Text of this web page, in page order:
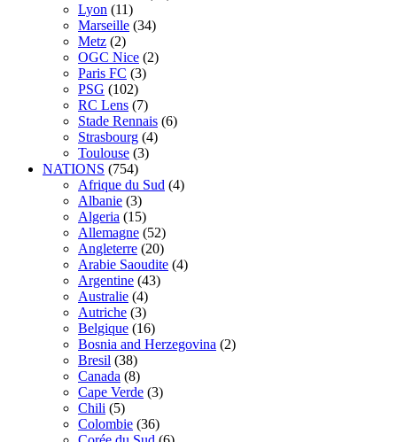
Lyon (11)
Marseille (34)
Metz (2)
OGC Nice (2)
Paris FC (3)
PSG (102)
RC Lens (7)
Stade Rennais (6)
Strasbourg (4)
Toulouse (3)
NATIONS (754)
Afrique du Sud (4)
Albanie (3)
Algeria (15)
Allemagne (52)
Angleterre (20)
Arabie Saoudite (4)
Argentine (43)
Australie (4)
Autriche (3)
Belgique (16)
Bosnia and Herzegovina (2)
Bresil (38)
Canada (8)
Cape Verde (3)
Chili (5)
Colombie (36)